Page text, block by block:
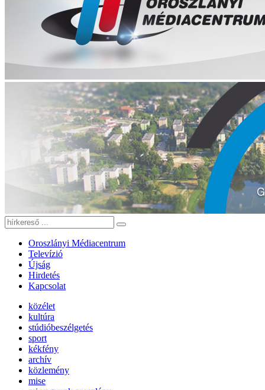
Oroszlányi Médiacentrum
Televízió
Újság
Hirdetés
Kapcsolat
közélet
kultúra
stúdióbeszélgetés
sport
kékfény
archív
közlemény
mise